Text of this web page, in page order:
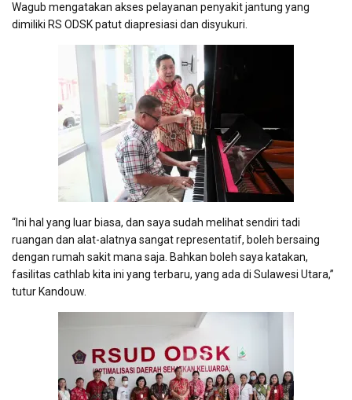
Wagub mengatakan akses pelayanan penyakit jantung yang
dimiliki RS ODSK patut diapresiasi dan disyukuri.
“Ini hal yang luar biasa, dan saya sudah melihat sendiri tadi
ruangan dan alat-alatnya sangat representatif, boleh bersaing
dengan rumah sakit mana saja. Bahkan boleh saya katakan,
fasilitas cathlab kita ini yang terbaru, yang ada di Sulawesi Utara,”
tutur Kandouw.